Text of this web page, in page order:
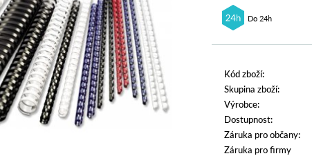
Do 24h
Kód zboží:
Skupina zboží:
Výrobce:
Dostupnost:
Záruka pro občany:
Záruka pro firmy